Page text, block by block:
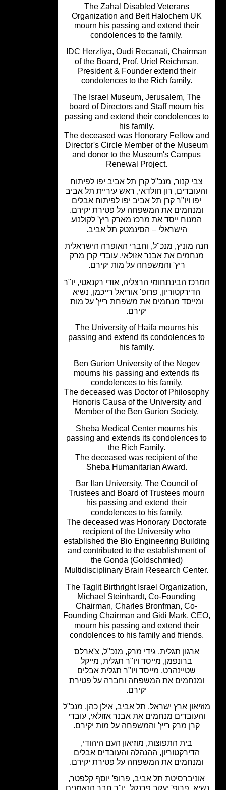
The Zahal Disabled Veterans
Organization and Beit Halochem
mourn his passing and extend their
condolences to the family.
IDC Herzliya, Oudi Recanati,
of the Board, Prof. Uriel Reichman,
President & Founder extend their
condolences to the Rich family.
The Israel Museum, Jerusalem,
board of Directors and Staff mourn
passing and extend their
his family.
The deceased was Honorary Fellow
Director's Circle Member of the
and donor to the Museum's
Renewal Project.
קנור, מנכ"ל קרן תל אביב יפו לפיתוח
רון חולדאי, ראש עיריית תל אביב
ויו"ר קרן תל אביב יפו לפיתוח אבלים
את המשפחה על פטירת יקירם.
ייסד את מרכז מארק ריץ' לקולנוע
הישראלי – הסינמטק תל אביב.
מוניץ, מנכ"ל, וחברי האופרה הישראלית
את אבנר אזולאי, עובדי קרן מרק
ריץ' והמשפחה על מות יקירם.
הבינתחומי הרצליה, אודי רקנאטי, יו"ר
פרופ' אוריאל רייכמן, נשיא
מנחמים את משפחת ריץ' על מות
The University of Haifa mourns his
passing and extend its condolences
his family.
Ben Gurion University of the Negev
mourns his passing and extends its
condolences to his family.
The deceased was Doctor of
Honoris Causa of the University
Member of the Ben Gurion Society.
Sheba Medical Center mourns his
passing and extends its condolences
the Rich Family.
The deceased was recipient of the
Sheba Humanitarian Award.
Bar Ilan University, The Council of
Trustees and Board of Trustees
his passing and extend their
condolences to his family.
The deceased was Honorary
recipient of the University who
established the Bio Engineering
and contributed to the establishment
the Gonda (Goldschmied)
Multidisciplinary Brain Research
The Taglit Birthright Israel
Michael Steinhardt, Co-Founding
Chairman, Charles Bronfman, Co-
Founding Chairman and Gidi Mark,
mourn his passing and extend their
condolences to his family and
ארגון תגלית, גידי מרק, מנכ"ל, צ'ארלס
ברונפמן, מייסד ויו"ר תגלית, מייקל
שטיינהרט, מייסד ויו"ר תגלית אבלים
את המשפחה וחברה על פטירת
ארץ ישראל, תל אביב, אילן כהן, מנכ"ל
מנחמים את אבנר אזולאי, עובדי
קרן מרק ריץ' והמשפחה על מות יקירם.
בית התפוצות, מוזיאון העם היהודי,
הדירקטוריון, ההנהלה והעובדים אבלים
את המשפחה על פטירת יקירם.
תל אביב, פרופ' יוסף קלפטר,